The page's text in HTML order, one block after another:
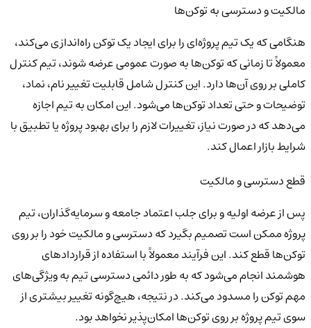
مالکیت و دسترسی به توکن‌ها
هنگامی که یک تیم پروژه‌ای را برای ایجاد یک توکن راه‌اندازی می‌کند،
معمولاً تا زمانی که توکن‌ها به صورت عمومی عرضه شوند، تیم کنترل
کاملی بر روی آن‌ها دارد. این کنترل شامل قابلیت تغییر نام، نماد،
توضیحات و حتی تعداد توکن‌ها می‌شود. این امکان به تیم اجازه
می‌دهد که در صورت نیاز، تغییرات لازم را برای بهبود پروژه یا تطبیق با
شرایط بازار اعمال کند.
قطع دسترسی و مالکیت
پس از عرضه اولیه و برای جلب اعتماد جامعه و سرمایه‌گذاران، تیم
پروژه ممکن است تصمیم بگیرد که دسترسی و مالکیت خود را بر روی
توکن‌ها قطع کند. این فرآیند معمولاً با استفاده از قراردادهای
هوشمند انجام می‌شود که به طور دائمی دسترسی تیم به ویژگی‌های
مهم توکن را مسدود می‌کند. در نتیجه، هیچ‌گونه تغییر بیشتری از
سوی تیم پروژه بر روی توکن‌ها امکان‌پذیر نخواهد بود.